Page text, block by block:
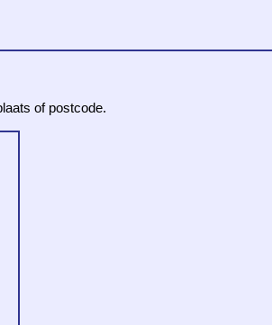
of postcode.